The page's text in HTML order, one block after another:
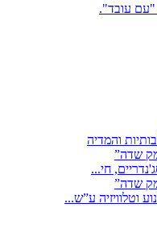
"עם עובד".
והמדיה
חי...
וטלוויזיה ע”ש...